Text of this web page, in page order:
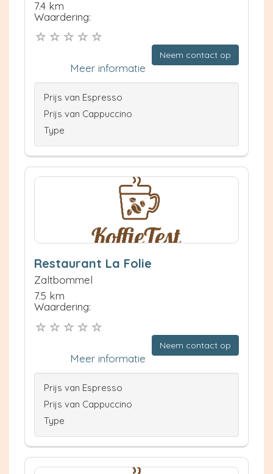
7.4 km
Waardering:
Neem contact op
Meer informatie
Prijs van Espresso
Prijs van Cappuccino
Type
Restaurant La Folie
Zaltbommel
7.5 km
Waardering:
Neem contact op
Meer informatie
Prijs van Espresso
Prijs van Cappuccino
Type